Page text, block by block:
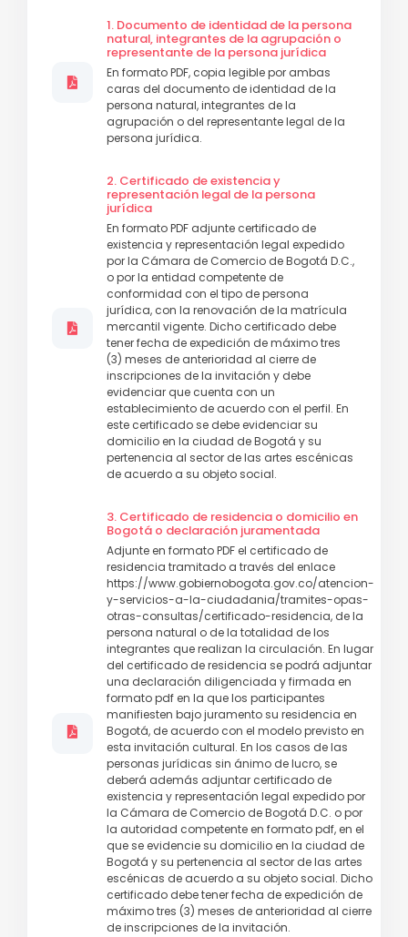
1. Documento de identidad de la persona
natural, integrantes de la agrupación o
representante de la persona jurídica
En formato PDF, copia legible por ambas
caras del documento de identidad de la
persona natural, integrantes de la
agrupación o del representante legal de la
persona jurídica.
2. Certificado de existencia y
representación legal de la persona
jurídica
En formato PDF adjunte certificado de
existencia y representación legal expedido
por la Cámara de Comercio de Bogotá D.C.,
o por la entidad competente de
conformidad con el tipo de persona
jurídica, con la renovación de la matrícula
mercantil vigente. Dicho certificado debe
tener fecha de expedición de máximo tres
(3) meses de anterioridad al cierre de
inscripciones de la invitación y debe
evidenciar que cuenta con un
establecimiento de acuerdo con el perfil. En
este certificado se debe evidenciar su
domicilio en la ciudad de Bogotá y su
pertenencia al sector de las artes escénicas
de acuerdo a su objeto social.
3. Certificado de residencia o domicilio en
Bogotá o declaración juramentada
Adjunte en formato PDF el certificado de
residencia tramitado a través del enlace
https://www.gobiernobogota.gov.co/atencion-
y-servicios-a-la-ciudadania/tramites-opas-
otras-consultas/certificado-residencia, de la
persona natural o de la totalidad de los
integrantes que realizan la circulación. En lugar
del certificado de residencia se podrá adjuntar
una declaración diligenciada y firmada en
formato pdf en la que los participantes
manifiesten bajo juramento su residencia en
Bogotá, de acuerdo con el modelo previsto en
esta invitación cultural. En los casos de las
personas jurídicas sin ánimo de lucro, se
deberá además adjuntar certificado de
existencia y representación legal expedido por
la Cámara de Comercio de Bogotá D.C. o por
la autoridad competente en formato pdf, en el
que se evidencie su domicilio en la ciudad de
Bogotá y su pertenencia al sector de las artes
escénicas de acuerdo a su objeto social. Dicho
certificado debe tener fecha de expedición de
máximo tres (3) meses de anterioridad al cierre
de inscripciones de la invitación.